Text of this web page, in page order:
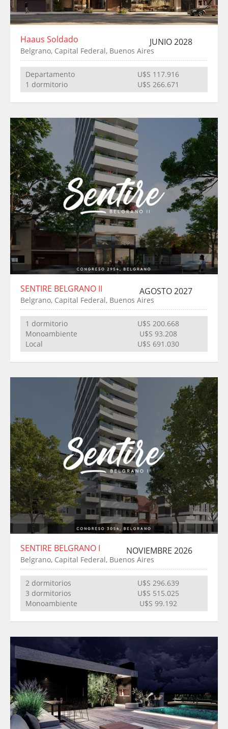
Haaus Soldado JUNIO 2028
Belgrano, Capital Federal, Buenos Aires
Departamento
U$S 117.916
1 dormitorio
U$S 266.671
SENTIRE BELGRANO II AGOSTO 2027
Belgrano, Capital Federal, Buenos Aires
1 dormitorio
U$S 200.668
Monoambiente
U$S 93.208
Local
U$S 691.030
SENTIRE BELGRANO I NOVIEMBRE 2026
Belgrano, Capital Federal, Buenos Aires
2 dormitorios
U$S 296.639
3 dormitorios
U$S 515.025
Monoambiente
U$S 99.192